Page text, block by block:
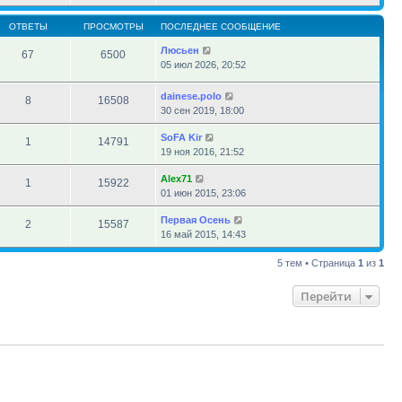
ОТВЕТЫ ПРОСМОТРЫ ПОСЛЕДНЕЕ СООБЩЕНИЕ
67 6500
Люсьен
05 июл 2026, 20:52
8 16508
dainese.polo
30 сен 2019, 18:00
1 14791
SoFA Kir
19 ноя 2016, 21:52
1 15922
Alex71
01 июн 2015, 23:06
2 15587
Первая Осень
16 май 2015, 14:43
5 тем • Страница 1 из 1
Перейти